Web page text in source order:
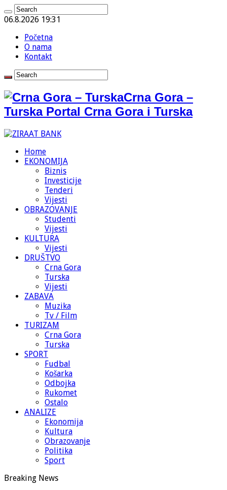
06.8.2026 19:31
Početna
O nama
Kontakt
Crna Gora –
Turska Portal Crna Gora i Turska
Home
EKONOMIJA
Biznis
Investicije
Tenderi
Vijesti
OBRAZOVANJE
Studenti
Vijesti
KULTURA
Vijesti
DRUŠTVO
Crna Gora
Turska
Vijesti
ZABAVA
Muzika
Tv / Film
TURIZAM
Crna Gora
Turska
SPORT
Fudbal
Košarka
Odbojka
Rukomet
Ostalo
ANALIZE
Ekonomija
Kultura
Obrazovanje
Politika
Sport
Breaking News